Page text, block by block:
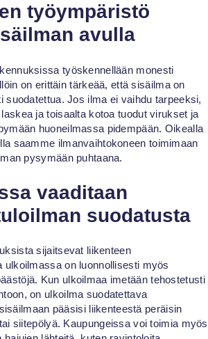
työympäristö
avulla
työskennellään monesti
on erittäin tärkeää, että sisäilma on
suodatettua. Jos ilma ei vaihdu tarpeeksi,
ja toisaalta kotoa tuodut virukset ja
huoneilmassa pidempään. Oikealla
saamme ilmanvaihtokoneen toimimaan
pysymään puhtaana.
vaaditaan
suodatusta
sijaitsevat liikenteen
ulkoilmassa on luonnollisesti myös
Kun ulkoilmaa imetään tehostetusti
on ulkoilma suodatettava
pääsisi liikenteestä peräisin
siitepölyä. Kaupungeissa voi toimia myös